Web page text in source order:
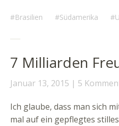
Brasilien Südamerika
7 Milliarden
Januar 13, 2015 5
Ich glaube, dass man sich
mal auf ein gepflegtes